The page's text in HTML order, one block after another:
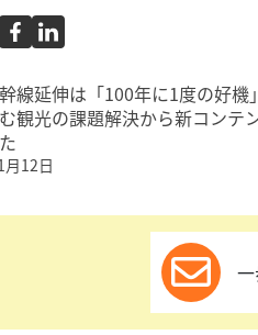
線延伸は「100年に1度の好機
観光の課題解決から新コンテ
12日